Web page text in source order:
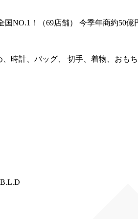
NO.1！（69店舗） 今季年商約50
時計、バッグ、 切手、着物、おも